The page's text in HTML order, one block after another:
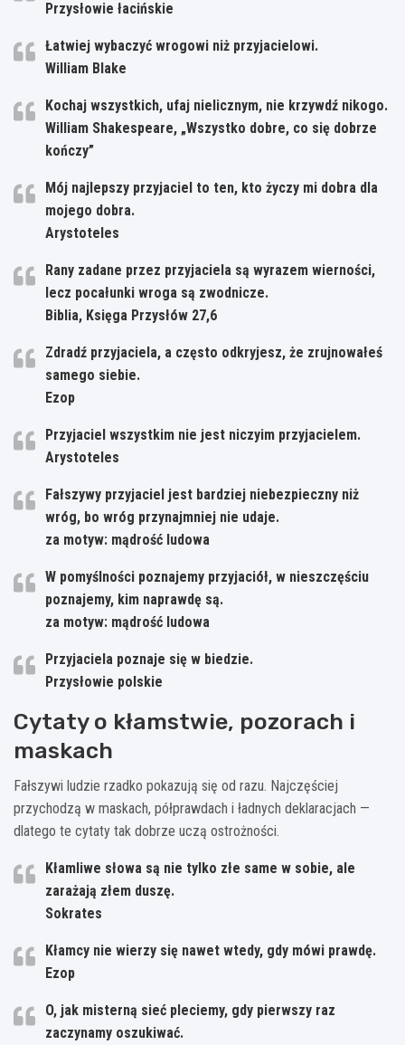
Przysłowie łacińskie
Łatwiej wybaczyć wrogowi niż przyjacielowi.
William Blake
Kochaj wszystkich, ufaj nielicznym, nie krzywdź nikogo.
William Shakespeare, „Wszystko dobre, co się dobrze
kończy”
Mój najlepszy przyjaciel to ten, kto życzy mi dobra dla
mojego dobra.
Arystoteles
Rany zadane przez przyjaciela są wyrazem wierności,
lecz pocałunki wroga są zwodnicze.
Biblia, Księga Przysłów 27,6
Zdradź przyjaciela, a często odkryjesz, że zrujnowałeś
samego siebie.
Ezop
Przyjaciel wszystkim nie jest niczyim przyjacielem.
Arystoteles
Fałszywy przyjaciel jest bardziej niebezpieczny niż
wróg, bo wróg przynajmniej nie udaje.
za motyw: mądrość ludowa
W pomyślności poznajemy przyjaciół, w nieszczęściu
poznajemy, kim naprawdę są.
za motyw: mądrość ludowa
Przyjaciela poznaje się w biedzie.
Przysłowie polskie
Cytaty o kłamstwie, pozorach i
maskach
Fałszywi ludzie rzadko pokazują się od razu. Najczęściej
przychodzą w maskach, półprawdach i ładnych deklaracjach —
dlatego te cytaty tak dobrze uczą ostrożności.
Kłamliwe słowa są nie tylko złe same w sobie, ale
zarażają złem duszę.
Sokrates
Kłamcy nie wierzy się nawet wtedy, gdy mówi prawdę.
Ezop
O, jak misterną sieć pleciemy, gdy pierwszy raz
zaczynamy oszukiwać.